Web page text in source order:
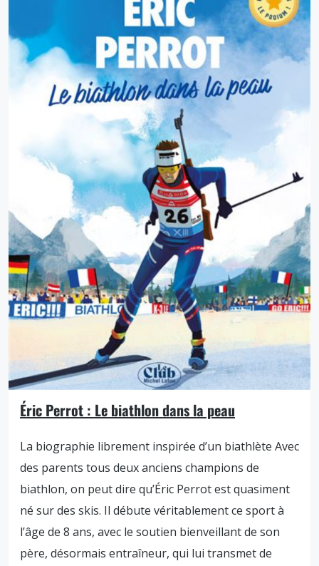
Éric Perrot : Le biathlon dans la peau
La biographie librement inspirée d’un biathlète Avec
des parents tous deux anciens champions de
biathlon, on peut dire qu’Éric Perrot est quasiment
né sur des skis. Il débute véritablement ce sport à
l’âge de 8 ans, avec le soutien bienveillant de son
père, désormais entraîneur, qui lui transmet de